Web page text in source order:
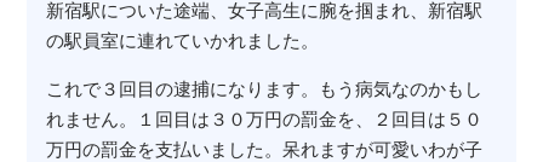
新宿駅についた途端、女子高生に腕を掴まれ、新宿駅
の駅員室に連れていかれました。
これで３回目の逮捕になります。もう病気なのかもし
れません。１回目は３０万円の罰金を、２回目は５０
万円の罰金を支払いました。呆れますが可愛いわが子